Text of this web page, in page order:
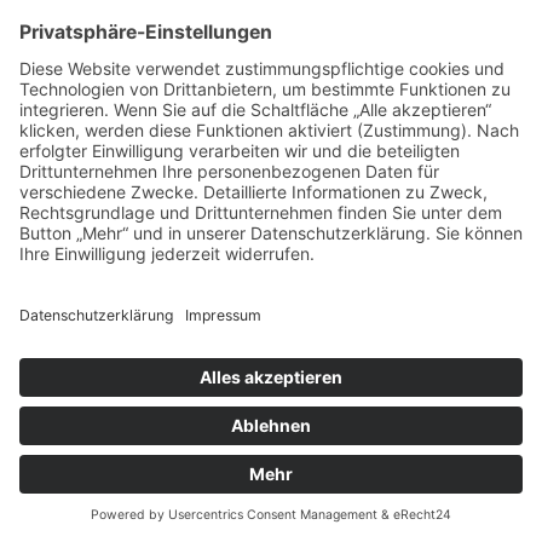
sie platzmäßig ähnliche Maße wie […]
Hanauer Landstr. 497
60386 Frankfurt am Main
+49 69 93995770
info@caroutlet24.de
Impressum
Datenschutz